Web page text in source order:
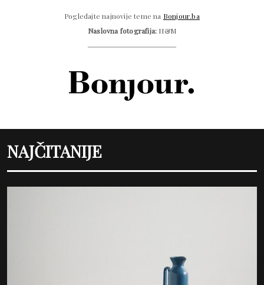
Pogledajte najnovije teme na Bonjour.ba
Naslovna fotografija: H&M
NAJČITANIJE